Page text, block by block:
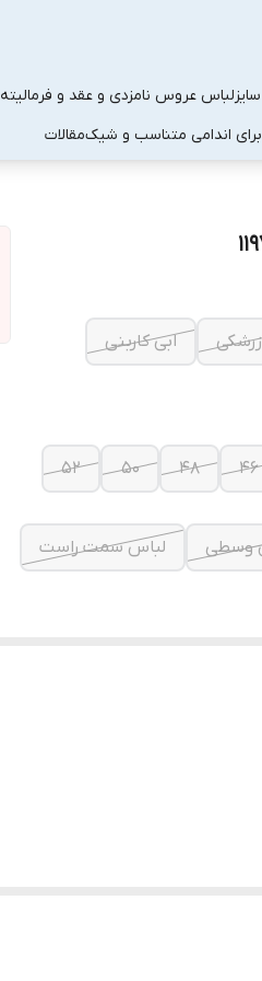
لباس عروس نامزدی و عقد و فرمالیته
اندامی متناسب و شیکمقالات
زرشکی ابی کاربنی
۴۶ ۴۸ ۵۰
۵۲
وسطی
لباس سمت راست